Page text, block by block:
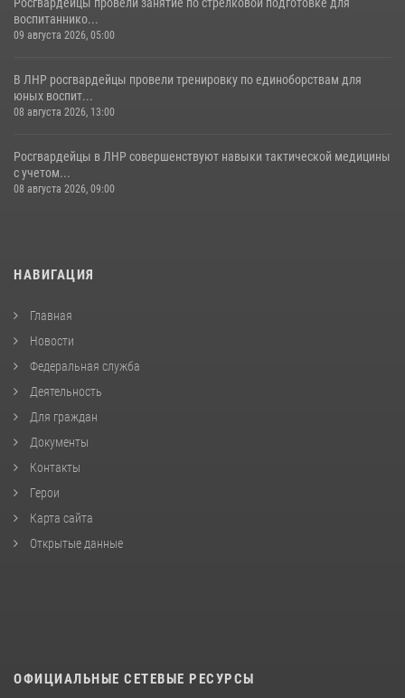
воспитаннико...
09 августа 2026, 05:00
В ЛНР росгвардейцы провели тренировку по единоборствам для
юных воспит...
08 августа 2026, 13:00
Росгвардейцы в ЛНР совершенствуют навыки тактической медицины
с учетом...
08 августа 2026, 09:00
НАВИГАЦИЯ
Главная
Новости
Федеральная служба
Деятельность
Для граждан
Документы
Контакты
Герои
Карта сайта
Открытые данные
ОФИЦИАЛЬНЫЕ СЕТЕВЫЕ РЕСУРСЫ